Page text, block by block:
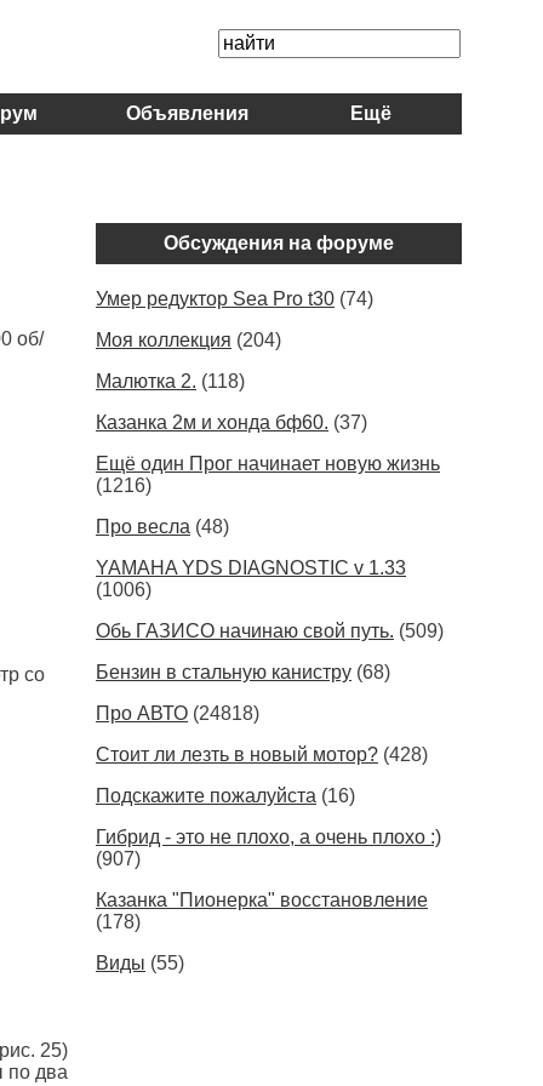
Объявления Ещё
об/
со
25)
по два
Обсуждения на форуме
Умер редуктор Sea Pro t30 (74)
Моя коллекция (204)
Малютка 2. (118)
Казанка 2м и хонда бф60. (37)
Ещё один Прог начинает новую жизнь
(1216)
Про весла (48)
YAMAHA YDS DIAGNOSTIC v 1.33
(1006)
Обь ГАЗИСО начинаю свой путь. (509)
Бензин в стальную канистру (68)
Про АВТО (24818)
Стоит ли лезть в новый мотор? (428)
Подскажите пожалуйста (16)
Гибрид - это не плохо, а очень плохо :)
(907)
Казанка "Пионерка" восстановление
(178)
Виды (55)